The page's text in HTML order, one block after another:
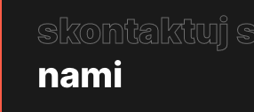
skontaktuj
nami